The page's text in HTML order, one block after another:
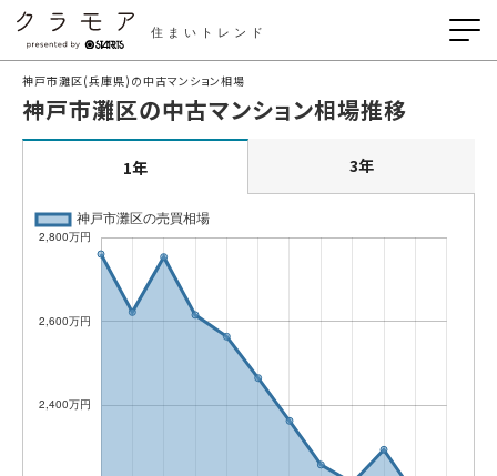
住まいトレンド
神戸市灘区(兵庫県)の中古マンション相場
神戸市灘区の中古マンション相場推移
1年 3年